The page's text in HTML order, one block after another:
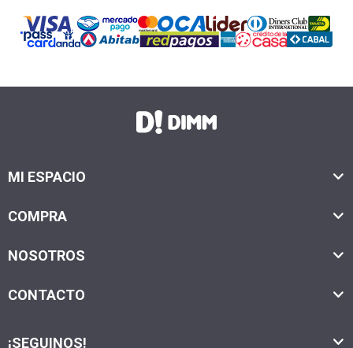
MI ESPACIO
COMPRA
NOSOTROS
CONTACTO
¡SEGUINOS!